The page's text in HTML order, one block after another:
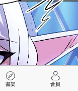
書架 會員